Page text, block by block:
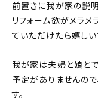
キッチン
キッズ
前置きに我が家の説
リフォーム欲がメラメ
ていただけたら嬉しい
我が家は夫婦と娘と
予定がありませんの
す。